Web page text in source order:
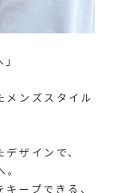
メンズスタイル
ザインで、
ープできる、